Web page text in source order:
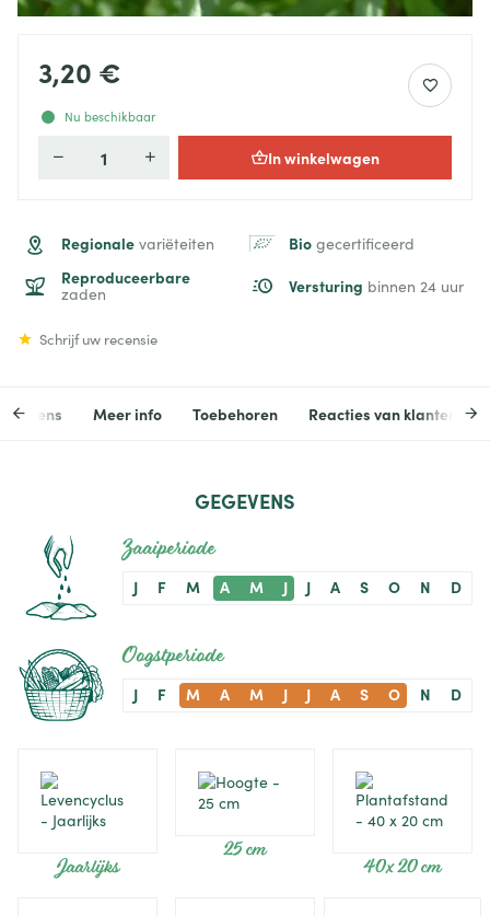
3,20 €
Nu beschikbaar
Aantal In winkelwagen
Regionale variëteiten Bio gecertificeerd
Reproduceerbare
zaden Versturing binnen 24 uur
Schrijf uw recensie
Meer info Toebehoren Reacties van klanten
GEGEVENS
Zaaiperiode
J F M A M J J A S O N D
Oogstperiode
J F M A M J J A S O N D
Jaarlijks
25 cm
40 x 20 cm